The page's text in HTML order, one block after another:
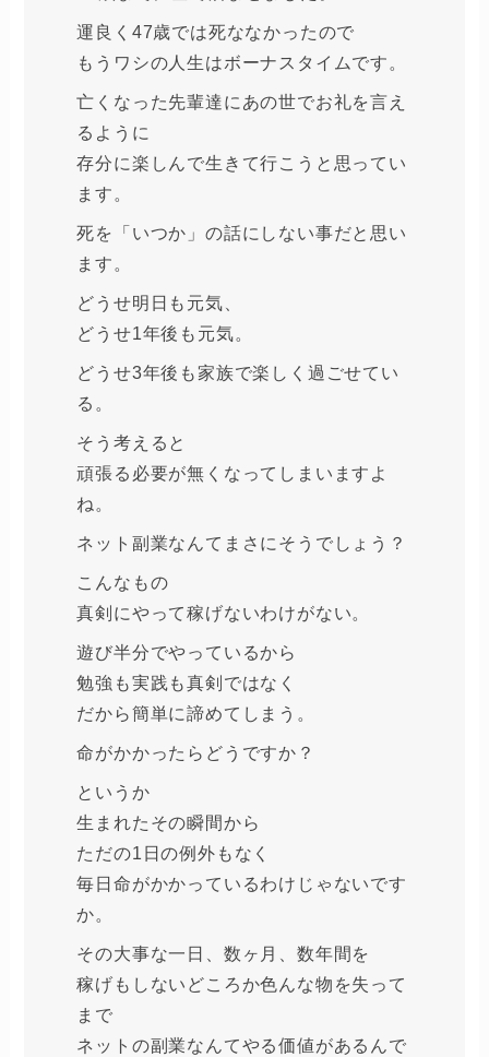
運良く47歳では死ななかったので
もうワシの人生はボーナスタイムです。
亡くなった先輩達にあの世でお礼を言え
るように
存分に楽しんで生きて行こうと思ってい
ます。
死を「いつか」の話にしない事だと思い
ます。
どうせ明日も元気、
どうせ1年後も元気。
どうせ3年後も家族で楽しく過ごせてい
る。
そう考えると
頑張る必要が無くなってしまいますよ
ね。
ネット副業なんてまさにそうでしょう？
こんなもの
真剣にやって稼げないわけがない。
遊び半分でやっているから
勉強も実践も真剣ではなく
だから簡単に諦めてしまう。
命がかかったらどうですか？
というか
生まれたその瞬間から
ただの1日の例外もなく
毎日命がかかっているわけじゃないです
か。
その大事な一日、数ヶ月、数年間を
稼げもしないどころか色んな物を失って
まで
ネットの副業なんてやる価値があるんで